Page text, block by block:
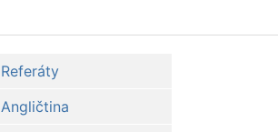
Referáty
Angličtina